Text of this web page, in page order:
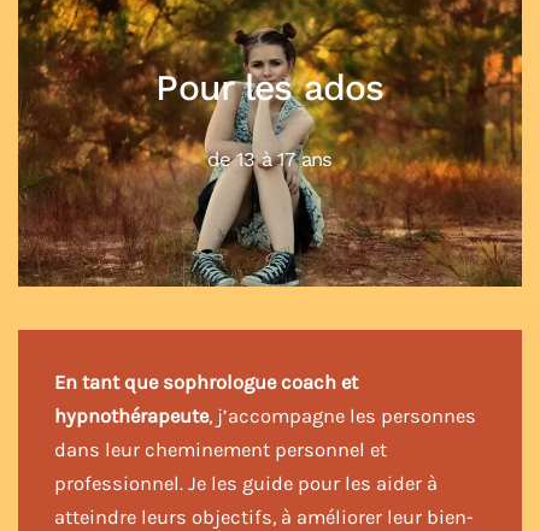
Pour les enfants
jusqu'à 12 ans
En tant que sophrologue coach et
hypnothérapeute, j’accompagne les personnes
dans leur cheminement personnel et
professionnel. Je les guide pour les aider à
atteindre leurs objectifs, à améliorer leur bien-